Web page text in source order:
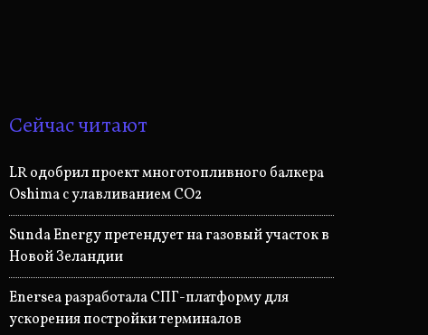
Сейчас читают
LR одобрил проект многотопливного балкера
Oshima с улавливанием CO2
Sunda Energy претендует на газовый участок в
Новой Зеландии
Enersea разработала СПГ-платформу для
ускорения постройки терминалов